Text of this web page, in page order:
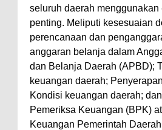
Menjemput
seluruh daerah menggunakan
penting. Meliputi kesesuaian
perencanaan dan
anggaran belanja dalam
dan Belanja Daerah (APBD);
keuangan daerah;
Kondisi keuangan daerah;
Pemeriksa Keuangan (BPK)
Keuangan Pemerintah